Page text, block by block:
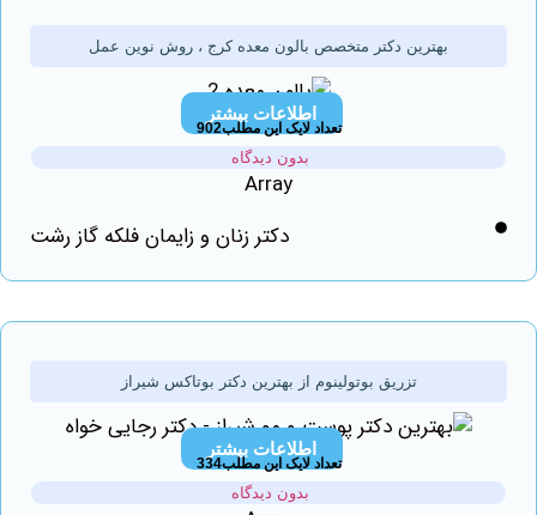
بهترین دکتر متخصص بالون معده کرج ، روش نوین عمل
اطلاعات بیشتر
تعداد لایک این مطلب902
بدون دیدگاه
دکتر زنان و زایمان فلکه گاز رشت
تزریق بوتولینوم از بهترين دكتر بوتاكس شیراز
اطلاعات بیشتر
تعداد لایک این مطلب334
بدون دیدگاه